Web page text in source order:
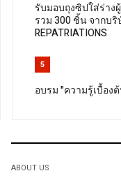
รับมอบถุงซิปใส่ร่าง
รวม 300 ชิ้น จากบริ
REPATRIATIONS
5
อบรม "ความรู้เบื้อ
ABOUT US